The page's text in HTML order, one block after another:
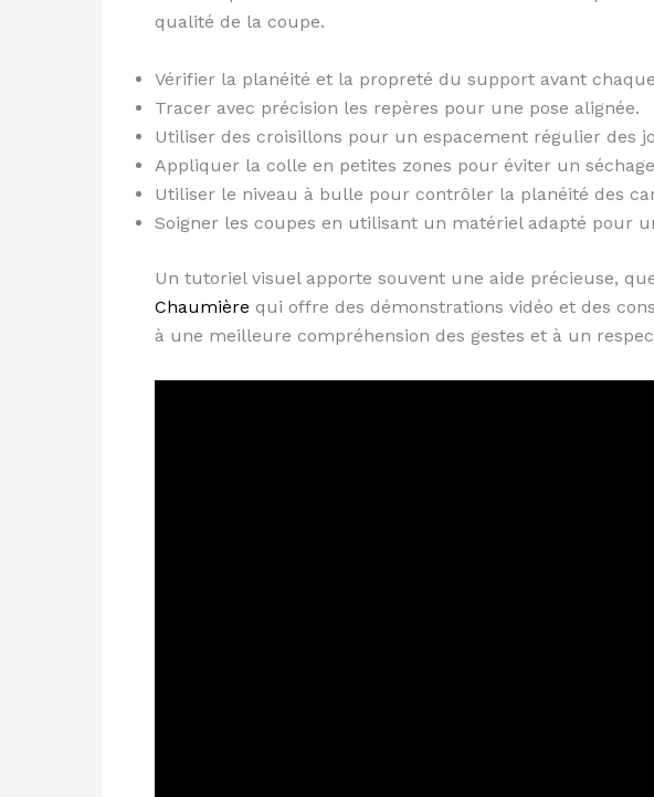
qualité de la coupe.
Vérifier la planéité et la propreté du support avant
Tracer avec précision les repères pour une pose alignée.
Utiliser des croisillons pour un espacement régulier des
Appliquer la colle en petites zones pour éviter un
Utiliser le niveau à bulle pour contrôler la planéité des
Soigner les coupes en utilisant un matériel adapté pour
Un tutoriel visuel apporte souvent une aide précieuse,
Chaumière qui offre des démonstrations vidéo et des
à une meilleure compréhension des gestes et à un